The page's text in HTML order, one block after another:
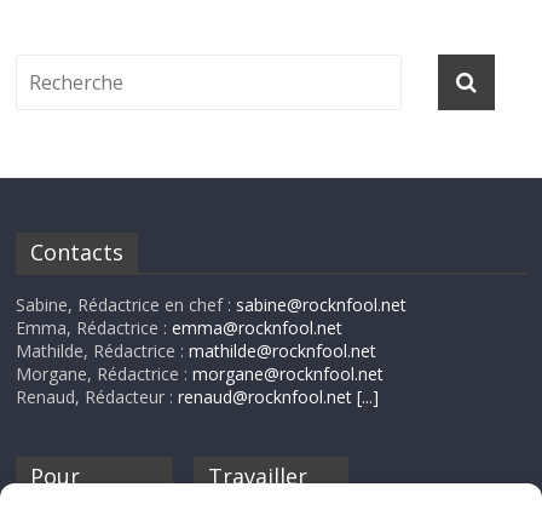
Contacts
Sabine, Rédactrice en chef : sabine@rocknfool.net
Emma, Rédactrice :emma@rocknfool.net
Mathilde, Rédactrice :mathilde@rocknfool.net
Morgane, Rédactrice :morgane@rocknfool.net
Renaud, Rédacteur :renaud@rocknfool.net [...]
Pour
Travailler